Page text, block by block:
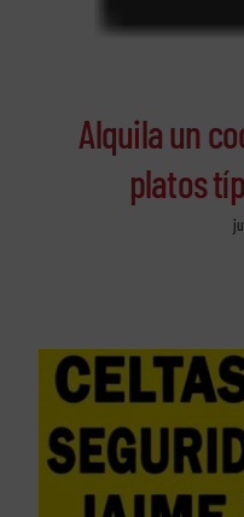
Alquila un
platos